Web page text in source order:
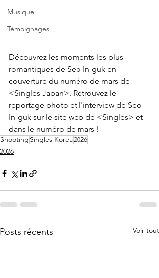
Musique
Témoignages
Découvrez les moments les plus
romantiques de Seo In-guk en
couverture du numéro de mars de
<Singles Japan>. Retrouvez le
reportage photo et l'interview de Seo
In-guk sur le site web de <Singles> et
dans le numéro de mars !
Shooting Singles Korea2026
2026
Posts récents Voir tout